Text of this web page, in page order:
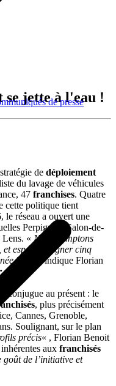
de presse
se jette à l'eau !
de déploiement
du lavage de véhicules
47 franchises. Quatre
cette politique tient
le réseau a ouvert une
Perpignan, Salon-de-
« Nous comptons
espérons signer cinq
2017″
, indique Florian
.
conjugue au présent : le
, plus précisément
Cannes, Grenoble,
Soulignant, sur le plan
précis« , Florian Benoit
aux franchisés
goût de l’initiative et